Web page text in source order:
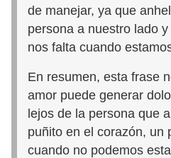
de manejar, ya que
persona a nuestro lado
nos falta cuando
En resumen, esta frase
amor puede generar
lejos de la persona que
puñito en el corazón, un
cuando no podemos